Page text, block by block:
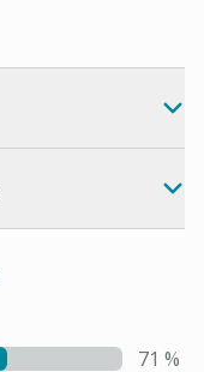
71 %